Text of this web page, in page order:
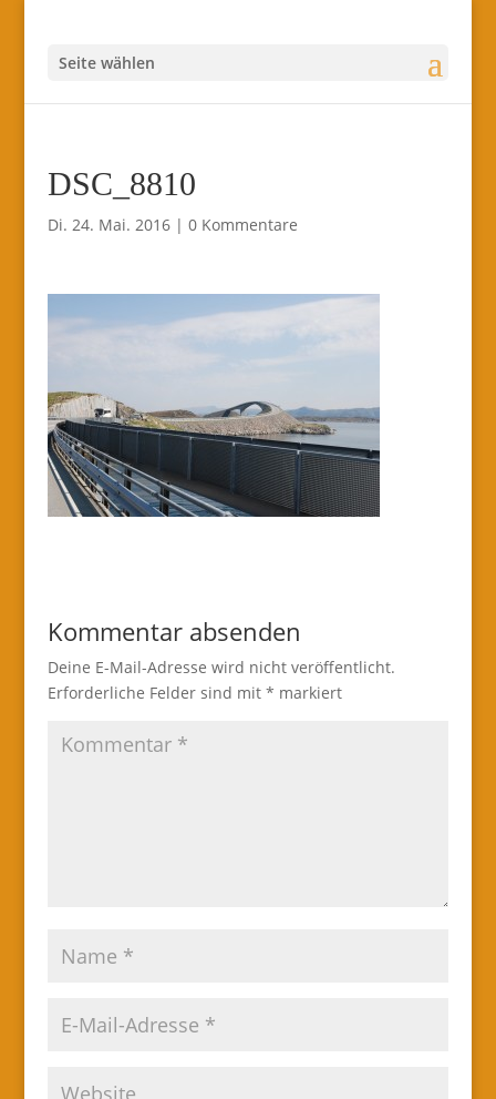
Seite wählen
DSC_8810
Di. 24. Mai. 2016| 0 Kommentare
Kommentar absenden
Deine E-Mail-Adresse wird nicht veröffentlicht.
Erforderliche Felder sind mit * markiert